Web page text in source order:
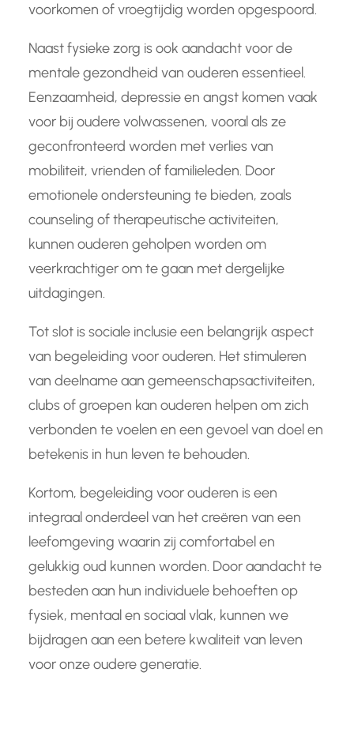
voorkomen of vroegtijdig worden opgespoord.
Naast fysieke zorg is ook aandacht voor de
mentale gezondheid van ouderen essentieel.
Eenzaamheid, depressie en angst komen vaak
voor bij oudere volwassenen, vooral als ze
geconfronteerd worden met verlies van
mobiliteit, vrienden of familieleden. Door
emotionele ondersteuning te bieden, zoals
counseling of therapeutische activiteiten,
kunnen ouderen geholpen worden om
veerkrachtiger om te gaan met dergelijke
uitdagingen.
Tot slot is sociale inclusie een belangrijk aspect
van begeleiding voor ouderen. Het stimuleren
van deelname aan gemeenschapsactiviteiten,
clubs of groepen kan ouderen helpen om zich
verbonden te voelen en een gevoel van doel en
betekenis in hun leven te behouden.
Kortom, begeleiding voor ouderen is een
integraal onderdeel van het creëren van een
leefomgeving waarin zij comfortabel en
gelukkig oud kunnen worden. Door aandacht te
besteden aan hun individuele behoeften op
fysiek, mentaal en sociaal vlak, kunnen we
bijdragen aan een betere kwaliteit van leven
voor onze oudere generatie.